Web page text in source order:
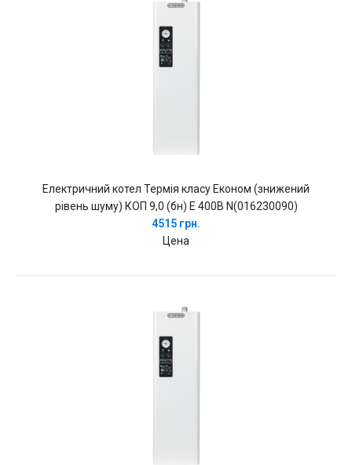
Електричний котел Термія класу Економ (знижений
рівень шуму) КОП 9,0 (бн) Е 400В N(016230090)
4515 грн.
Цена